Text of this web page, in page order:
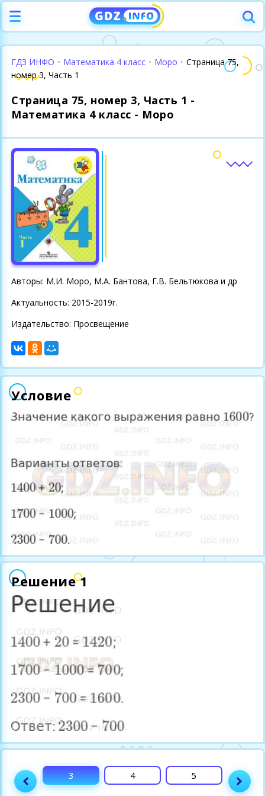
ГДЗ ИНФО • Математика 4 класс • Моро • Страница 75,
номер 3, Часть 1
Страница 75, номер 3, Часть 1 -
Математика 4 класс - Моро
Авторы: М.И. Моро, М.А. Бантова, Г.В. Бельтюкова и др
Актуальность: 2015-2019г.
Издательство: Просвещение
Условие
Решение 1
3 4 5